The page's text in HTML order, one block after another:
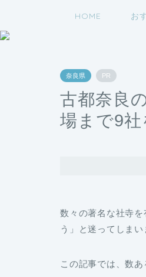
HOME お
奈良県 PR
古都奈良
場まで9社
数々の著名な社寺
う」と迷ってしまい
この記事では、数